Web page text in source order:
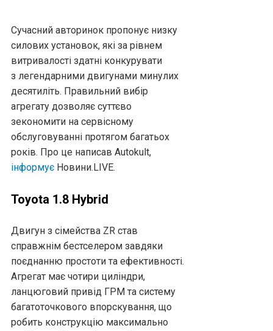
Сучасний авторинок пропонує низку
силових установок, які за рівнем
витривалості здатні конкурувати
з легендарними двигунами минулих
десятиліть. Правильний вибір
агрегату дозволяє суттєво
зекономити на сервісному
обслуговуванні протягом багатьох
років. Про це написав Autokult,
інформує Новини.LIVE.
Toyota 1.8 Hybrid
Двигун з сімейства ZR став
справжнім бестселером завдяки
поєднанню простоти та ефективності.
Агрегат має чотири циліндри,
ланцюговий привід ГРМ та систему
багатоточкового впорскування, що
робить конструкцію максимально